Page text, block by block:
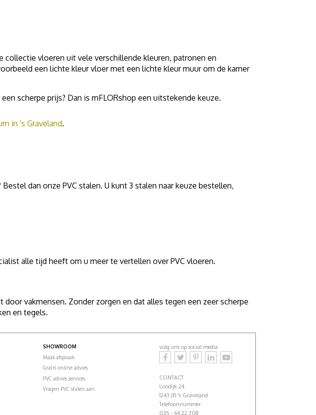
collectie vloeren uit vele verschillende kleuren, patronen en
een lichte kleur vloer met een lichte kleur muur om de kamer
scherpe prijs? Dan is mFLORshop een uitstekende keuze.
in 's Graveland.
dan onze PVC stalen. U kunt 3 stalen naar keuze bestellen,
alle tijd heeft om u meer te vertellen over PVC vloeren.
vakmensen. Zonder zorgen en dat alles tegen een zeer scherpe
en tegels.
SHOWROOM
Maak afspraak
Gratis online advies
PVC advies services
Vragen PVC stalen aan
volg ons op social media
CONTACT
Loodijk 24
1243 JB 's Graveland
Telefoonnummer:
035 - 64 22 708